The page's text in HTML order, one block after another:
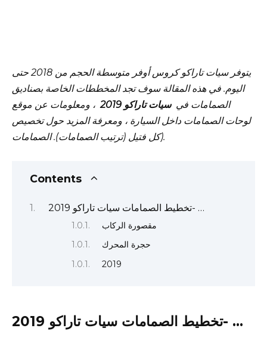
يتوفر سيات تاراكو كروس أوفر متوسطة الحجم من 2018 حتى
اليوم. في هذه المقالة سوف تجد المخططات الخاصة بصناديق
الصمامات فيسيات تاراكو 2019
، ومعلومات عن موقع
لوحات الصمامات داخل السيارة ، ومعرفة المزيد حول تخصيص
كل فتيل (ترتيب الصمامات). الصمامات).
Contents
تخطيط الصمامات سيات تاراكو 2019- …
مقصورة الركاب
حجرة المحرك
2019
تخطيط الصمامات سيات تاراكو 2019- …